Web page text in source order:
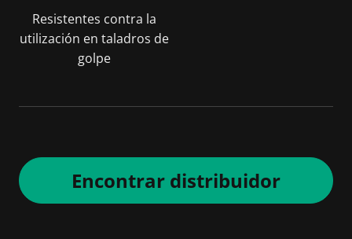
Resistentes contra la
utilización en taladros de
golpe
Encontrar distribuidor